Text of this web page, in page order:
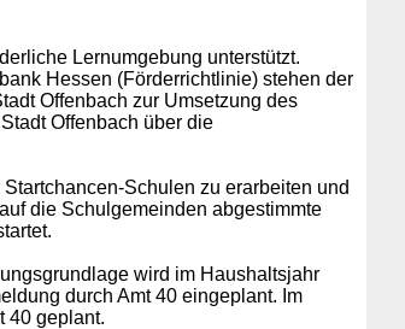
Lernumgebung unterstützt.
Hessen (Förderrichtlinie) stehen der
Offenbach zur Umsetzung des
Offenbach über die
Schulen zu erarbeiten und
die Schulgemeinden abgestimmte
wird im Haushaltsjahr
durch Amt 40 eingeplant. Im
40 geplant.